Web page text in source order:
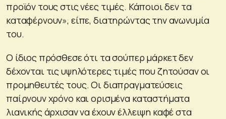
προϊόν τους στις νέες τιμές. Κάποιοι δεν τα
καταφέρνουν», είπε, διατηρώντας την ανωνυμία
του.
Ο ίδιος πρόσθεσε ότι τα σούπερ μάρκετ δεν
δέχονται τις υψηλότερες τιμές που ζητούσαν οι
προμηθευτές τους. Οι διαπραγματεύσεις
παίρνουν χρόνο και ορισμένα καταστήματα
λιανικής άρχισαν να έχουν έλλειψη καφέ στα